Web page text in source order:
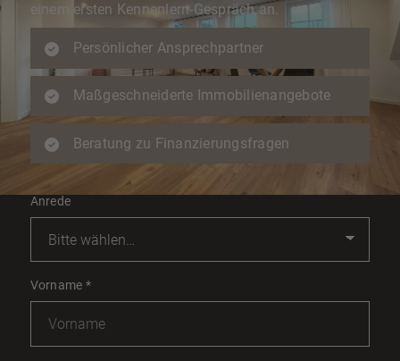
einem ersten Kennenlern-Gespräch an.
Persönlicher Ansprechpartner
Maßgeschneiderte Immobilienangebote
Beratung zu Finanzierungsfragen
Anrede
Vorname *